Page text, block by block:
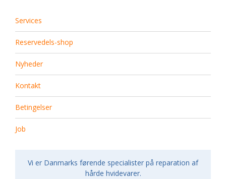
Services
Reservedels-shop
Nyheder
Kontakt
Betingelser
Job
Vi er Danmarks førende specialister på reparation af
hårde hvidevarer.